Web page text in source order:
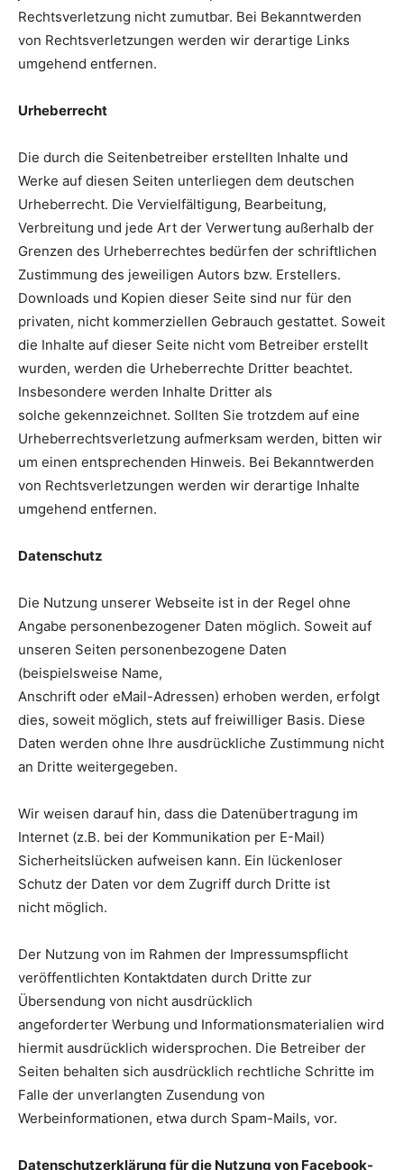
Rechtsverletzung nicht zumutbar. Bei Bekanntwerden
von Rechtsverletzungen werden wir derartige Links
umgehend entfernen.
Urheberrecht
Die durch die Seitenbetreiber erstellten Inhalte und
Werke auf diesen Seiten unterliegen dem deutschen
Urheberrecht. Die Vervielfältigung, Bearbeitung,
Verbreitung und jede Art der Verwertung außerhalb der
Grenzen des Urheberrechtes bedürfen der schriftlichen
Zustimmung des jeweiligen Autors bzw. Erstellers.
Downloads und Kopien dieser Seite sind nur für den
privaten, nicht kommerziellen Gebrauch gestattet. Soweit
die Inhalte auf dieser Seite nicht vom Betreiber erstellt
wurden, werden die Urheberrechte Dritter beachtet.
Insbesondere werden Inhalte Dritter als
solche gekennzeichnet. Sollten Sie trotzdem auf eine
Urheberrechtsverletzung aufmerksam werden, bitten wir
um einen entsprechenden Hinweis. Bei Bekanntwerden
von Rechtsverletzungen werden wir derartige Inhalte
umgehend entfernen.
Datenschutz
Die Nutzung unserer Webseite ist in der Regel ohne
Angabe personenbezogener Daten möglich. Soweit auf
unseren Seiten personenbezogene Daten
(beispielsweise Name,
Anschrift oder eMail-Adressen) erhoben werden, erfolgt
dies, soweit möglich, stets auf freiwilliger Basis. Diese
Daten werden ohne Ihre ausdrückliche Zustimmung nicht
an Dritte weitergegeben.
Wir weisen darauf hin, dass die Datenübertragung im
Internet (z.B. bei der Kommunikation per E-Mail)
Sicherheitslücken aufweisen kann. Ein lückenloser
Schutz der Daten vor dem Zugriff durch Dritte ist
nicht möglich.
Der Nutzung von im Rahmen der Impressumspflicht
veröffentlichten Kontaktdaten durch Dritte zur
Übersendung von nicht ausdrücklich
angeforderter Werbung und Informationsmaterialien wird
hiermit ausdrücklich widersprochen. Die Betreiber der
Seiten behalten sich ausdrücklich rechtliche Schritte im
Falle der unverlangten Zusendung von
Werbeinformationen, etwa durch Spam-Mails, vor.
Datenschutzerklärung für die Nutzung von Facebook-